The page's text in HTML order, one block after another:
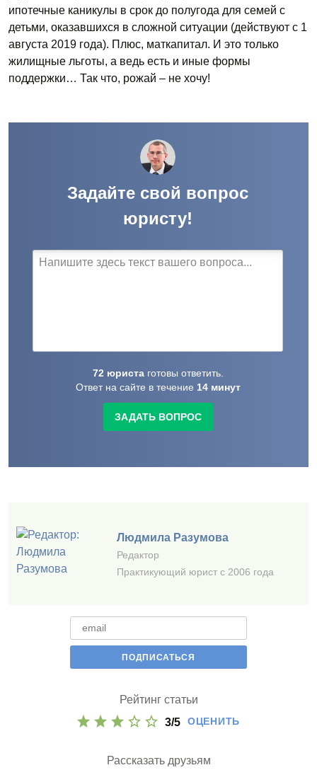
ипотечные каникулы в срок до полугода для семей с
детьми, оказавшихся в сложной ситуации (действуют с 1
августа 2019 года). Плюс, маткапитал. И это только
жилищные льготы, а ведь есть и иные формы
поддержки… Так что, рожай – не хочу!
Задайте свой вопрос
юристу!
72 юриста готовы ответить.
Ответ на сайте в течение 14 минут
ЗАДАТЬ ВОПРОС
Людмила Разумова
Редактор
Практикующий юрист с 2006 года
Рейтинг статьи
3/5 ОЦЕНИТЬ
Рассказать друзьям